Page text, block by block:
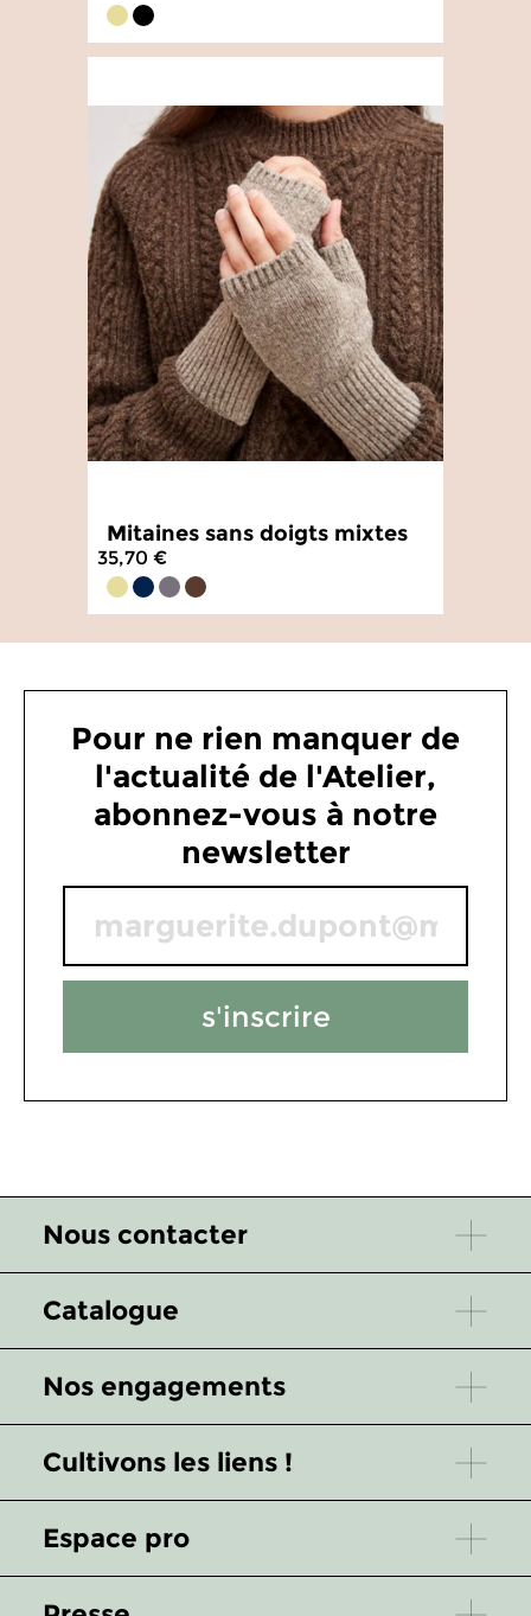
Mitaines sans doigts mixtes
35,70 €
Pour ne rien manquer de
l'actualité de l'Atelier,
abonnez-vous à notre
newsletter
s'inscrire
Nous contacter
Catalogue
Nos engagements
Cultivons les liens !
Espace pro